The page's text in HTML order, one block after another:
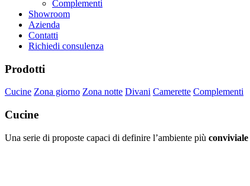
Complementi
Showroom
Azienda
Contatti
Richiedi consulenza
Prodotti
Cucine Zona giorno Zona notte Divani Camerette Complementi
Cucine
Una serie di proposte capaci di definire l’ambiente più conviviale